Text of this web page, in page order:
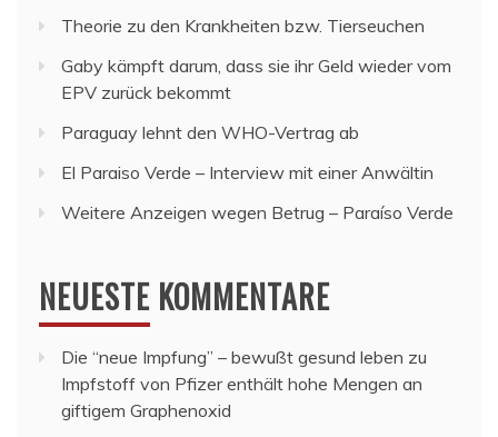
Theorie zu den Krankheiten bzw. Tierseuchen
Gaby kämpft darum, dass sie ihr Geld wieder vom
EPV zurück bekommt
Paraguay lehnt den WHO-Vertrag ab
El Paraiso Verde – Interview mit einer Anwältin
Weitere Anzeigen wegen Betrug – Paraíso Verde
NEUESTE KOMMENTARE
Die “neue Impfung” – bewußt gesund leben zu
Impfstoff von Pfizer enthält hohe Mengen an
giftigem Graphenoxid